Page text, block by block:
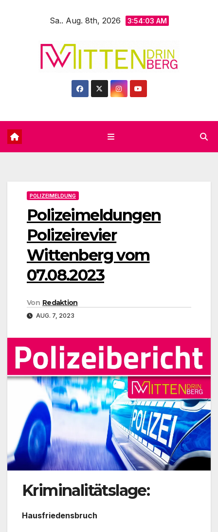
Sa.. Aug. 8th, 2026 3:54:04 AM
POLIZEIMELDUNG
Polizeimeldungen
Polizeirevier
Wittenberg vom
07.08.2023
Von Redaktion
AUG. 7, 2023
Kriminalitätslage:
Hausfriedensbruch